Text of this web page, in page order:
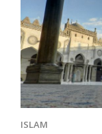
ISLAM